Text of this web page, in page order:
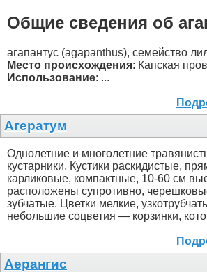
Общие сведения об
агапантус (agapanthus), семейство
Место происхождения: Капская
Использование: ...
Агератум
Однолетние и многолетние
кустарники. Кустики раскидистые,
карликовые, компактные, 10-60 см
расположены супротивно,
зубчатые. Цветки мелкие,
небольшие соцветия — корзинки,
Аерангис